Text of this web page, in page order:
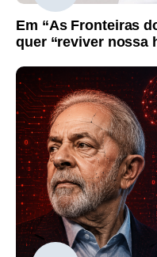
Em “As Fronteiras
quer “reviver nossa